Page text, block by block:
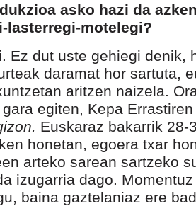
asko hazi da
lasterregi-motelegi?
Ez dut uste gehiegi denik,
daramat hor sartuta,
aritzen naizela.
egiten, Kepa
Euskaraz bakarrik 28-
honetan, egoera txar
arteko sarean sartzeko
izugarria dago.
baina gaztelaniaz ere